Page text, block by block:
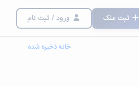
ثبت ملک ورود / ثبت نام
خانه ذخیره شده